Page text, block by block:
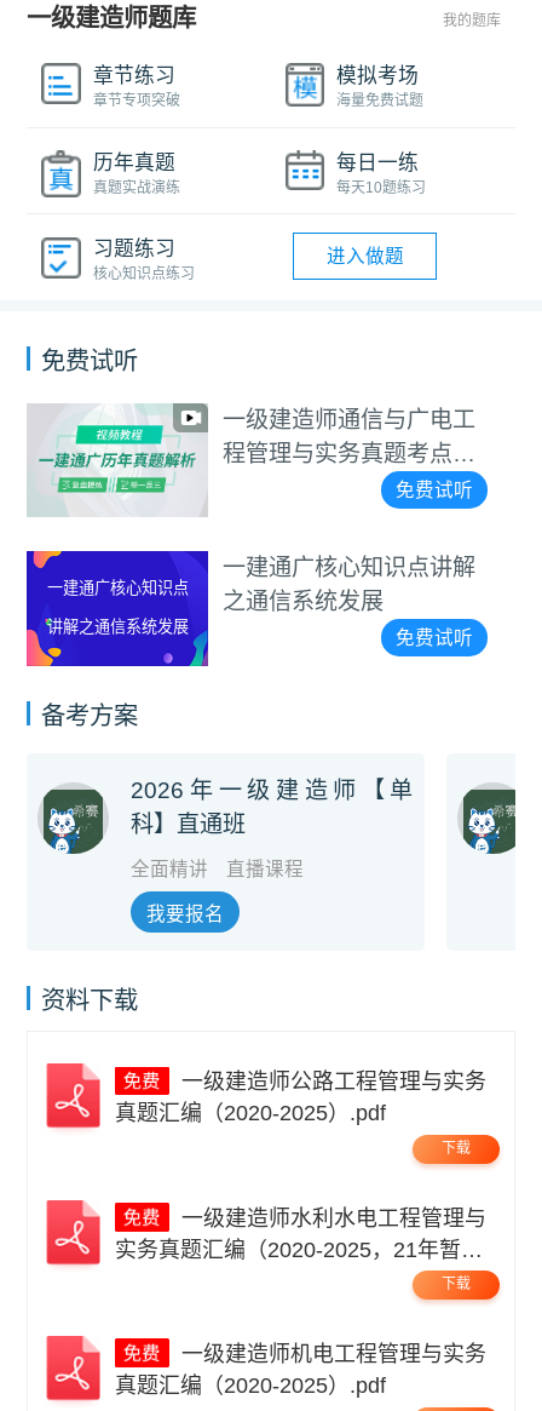
一级建造师题库 我的题库
章节练习
章节专项突破
模拟考场
海量免费试题
历年真题
真题实战演练
每日一练
每天10题练习
习题练习
核心知识点练习
进入做题
免费试听
一级建造师通信与广电工
程管理与实务真题考点班
免费试听
一建通广核心知识点
讲解之通信系统发展
一建通广核心知识点讲解
之通信系统发展
免费试听
备考方案
2026年一级建造师【单
科】直通班
全面精讲 直播课程
我要报名
资料下载
一级建造师公路工程管理与实务
真题汇编（2020-2025）.pdf
下载
一级建造师水利水电工程管理与
实务真题汇编（2020-2025，21年暂
下载
一级建造师机电工程管理与实务
真题汇编（2020-2025）.pdf